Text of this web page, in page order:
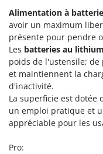
Pompes de
Pompes
Postes à souder
Poussoirs à
Presses à pellets
Pressoirs à fruits
GeoTech Pro
Gierre
Ginko - MGM
Gipeco
Girmi
GRAEF
Gre
GreenBay
Alimentation à batterie
avoir un maximum
présente pour pendre
Les batteries au lithium
poids de l'ustensile;
et maintiennent la
d'inactivité.
La superficie est dotée
un emploi pratique et
appréciable pour les
Pro: